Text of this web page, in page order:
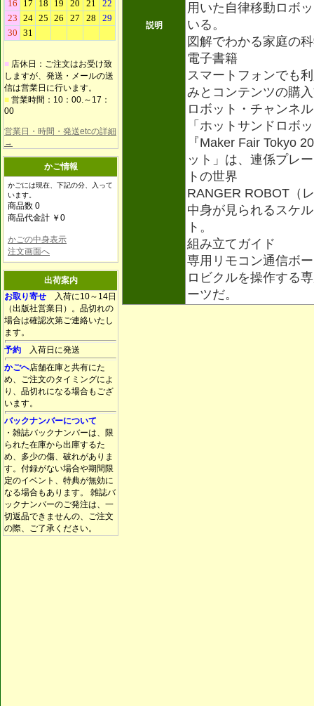
■ 店休日：ご注文はお受け致
しますが、発送・メールの送
信は営業日に行います。
■ 営業時間：10：00.～17：
00
営業日・時間・発送etcの詳細
→
かご情報
かごには現在、下記の分、入って
います。
商品数 0
商品代金計 ￥0
かごの中身表示
注文画面へ
出荷案内
お取り寄せ 入荷に10～14日
（出版社営業日）。品切れの
場合は確認次第ご連絡いたし
ます。
予約 入荷日に発送
かごへ店舗在庫と共有にた
め、ご注文のタイミングによ
り、品切れになる場合もござ
います。
バックナンバーについて
・雑誌バックナンバーは、限
られた在庫から出庫するた
め、多少の傷、破れがありま
す。付録がない場合や期間限
定のイベント、特典が無効に
なる場合もあります。 雑誌バ
ックナンバーのご発注は、一
切返品できませんの、ご注文
の際、ご了承ください。
説明
用いた自律移動ロボ
いる。
図解でわかる家庭の
電子書籍
スマートフォンでも
みとコンテンツの購
ロボット・チャンネル
「ホットサンドロボ
『Maker Fair Tokyo
ット」は、連係プレ
トの世界
RANGER ROBOT（
中身が見られるスケ
ト。
組み立てガイド
専用リモコン通信ボ
ロビクルを操作する
ーツだ。